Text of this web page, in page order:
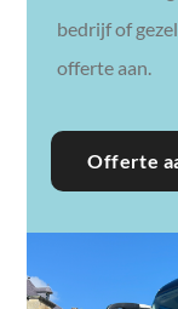
bedrijf of
offerte aan.
Offerte